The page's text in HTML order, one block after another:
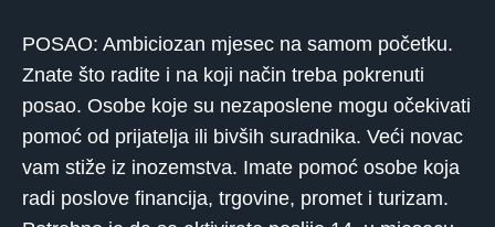
POSAO: Ambiciozan mjesec na samom početku.
Znate što radite i na koji način treba pokrenuti
posao. Osobe koje su nezaposlene mogu očekivati
​​pomoć od prijatelja ili bivših suradnika. Veći novac
vam stiže iz inozemstva. Imate pomoć osobe koja
radi poslove financija, trgovine, promet i turizam.